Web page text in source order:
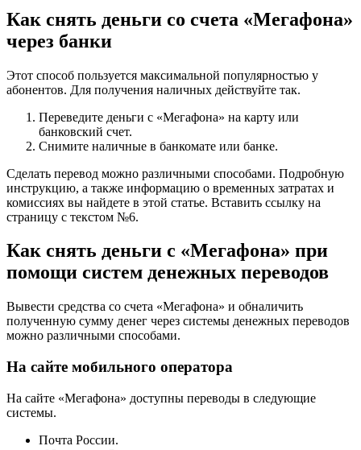
Как снять деньги со счета «Мегафона»
через банки
Этот способ пользуется максимальной популярностью у
абонентов. Для получения наличных действуйте так.
Переведите деньги с «Мегафона» на карту или
банковский счет.
Снимите наличные в банкомате или банке.
Сделать перевод можно различными способами. Подробную
инструкцию, а также информацию о временных затратах и
комиссиях вы найдете в этой статье. Вставить ссылку на
страницу с текстом №6.
Как снять деньги с «Мегафона» при
помощи систем денежных переводов
Вывести средства со счета «Мегафона» и обналичить
полученную сумму денег через системы денежных переводов
можно различными способами.
На сайте мобильного оператора
На сайте «Мегафона» доступны переводы в следующие
системы.
Почта России.